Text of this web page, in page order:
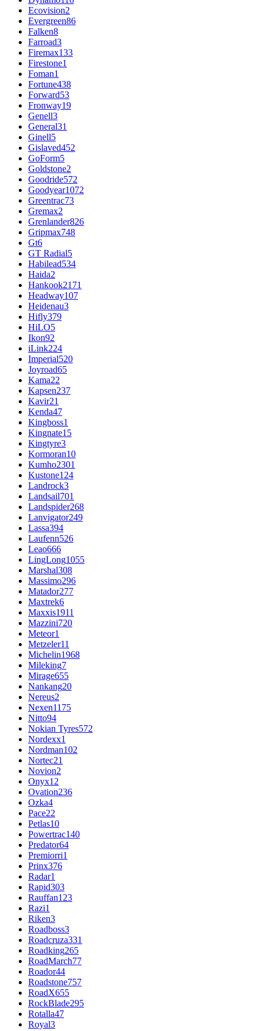
Ecovision2
Evergreen86
Falken8
Farroad3
Firemax133
Firestone1
Foman1
Fortune438
Forward53
Fronway19
Genell3
General31
Ginell5
Gislaved452
GoForm5
Goldstone2
Goodride572
Goodyear1072
Greentrac73
Gremax2
Grenlander826
Gripmax748
Gt6
GT Radial5
Habilead534
Haida2
Hankook2171
Headway107
Heidenau3
Hifly379
HiLO5
Ikon92
iLink224
Imperial520
Joyroad65
Kama22
Kapsen237
Kavir21
Kenda47
Kingboss1
Kingnate15
Kingtyre3
Kormoran10
Kumho2301
Kustone124
Landrock3
Landsail701
Landspider268
Lanvigator249
Lassa394
Laufenn526
Leao666
LingLong1055
Marshal308
Massimo296
Matador277
Maxtrek6
Maxxis1911
Mazzini720
Meteor1
Metzeler11
Michelin1968
Mileking7
Mirage655
Nankang20
Nereus2
Nexen1175
Nitto94
Nokian Tyres572
Nordexx1
Nordman102
Nortec21
Novion2
Onyx12
Ovation236
Ozka4
Pace22
Petlas10
Powertrac140
Predator64
Premiorri1
Prinx376
Radar1
Rapid303
Rauffan123
Razi1
Riken3
Roadboss3
Roadcruza331
Roadking265
RoadMarch77
Roador44
Roadstone757
RoadX655
RockBlade295
Rotalla47
Royal3